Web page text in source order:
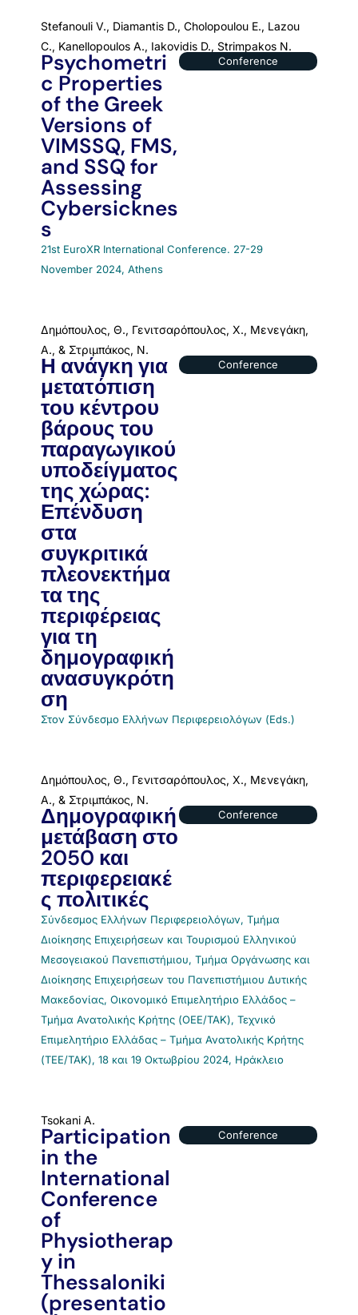
Stefanouli V., Diamantis D., Cholopoulou E., Lazou
C., Kanellopoulos A., Iakovidis D., Strimpakos N.
Psychometri
c Properties
of the Greek
Versions of
VIMSSQ, FMS,
and SSQ for
Assessing
Cybersicknes
s
Conference
21st EuroXR International Conference. 27-29
November 2024, Athens
Δημόπουλος, Θ., Γενιτσαρόπουλος, Χ., Μενεγάκη,
Α., & Στριμπάκος, Ν.
Η ανάγκη για
μετατόπιση
του κέντρου
βάρους του
παραγωγικού
υποδείγματος
της χώρας:
Επένδυση
στα
συγκριτικά
πλεονεκτήμα
τα της
περιφέρειας
για τη
δημογραφική
ανασυγκρότη
ση
Conference
Στον Σύνδεσμο Ελλήνων Περιφερειολόγων (Eds.)
Δημόπουλος, Θ., Γενιτσαρόπουλος, Χ., Μενεγάκη,
Α., & Στριμπάκος, Ν.
Δημογραφική
μετάβαση στο
2050 και
περιφερειακέ
ς πολιτικές
Conference
Σύνδεσμος Ελλήνων Περιφερειολόγων, Τμήμα
Διοίκησης Επιχειρήσεων και Τουρισμού Ελληνικού
Μεσογειακού Πανεπιστήμιου, Τμήμα Οργάνωσης και
Διοίκησης Επιχειρήσεων του Πανεπιστήμιου Δυτικής
Μακεδονίας, Οικονομικό Επιμελητήριο Ελλάδος –
Τμήμα Ανατολικής Κρήτης (ΟΕΕ/ΤΑΚ), Τεχνικό
Επιμελητήριο Ελλάδας – Τμήμα Ανατολικής Κρήτης
(ΤΕΕ/ΤΑΚ), 18 και 19 Οκτωβρίου 2024, Ηράκλειο
Tsokani A.
Participation
in the
International
Conference
of
Physiotherap
y in
Thessaloniki
(presentatio
Conference